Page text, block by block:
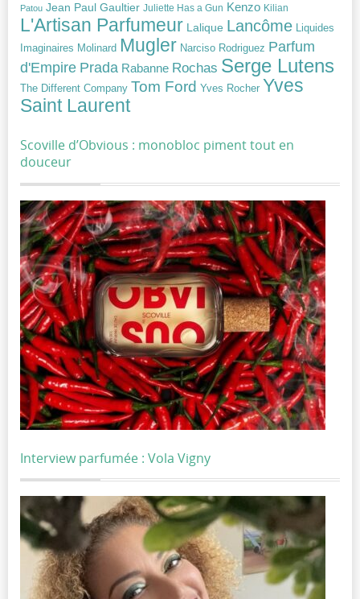
Patou Jean Paul Gaultier Juliette Has a Gun Kenzo Kilian
L'Artisan Parfumeur Lalique Lancôme Liquides
Imaginaires Molinard Mugler Narciso Rodriguez Parfum
d'Empire Prada Rabanne Rochas Serge Lutens
The Different Company Tom Ford Yves Rocher Yves
Saint Laurent
Scoville d’Obvious : monobloc piment tout en
douceur
Interview parfumée : Vola Vigny